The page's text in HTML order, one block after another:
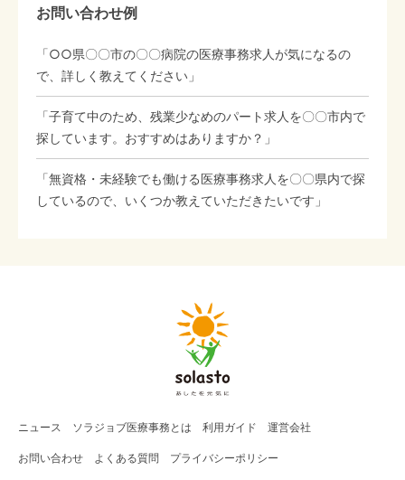
お問い合わせ例
「○○県〇〇市の〇〇病院の医療事務求人が気になるの
で、詳しく教えてください」
「子育て中のため、残業少なめのパート求人を〇〇市内で
探しています。おすすめはありますか？」
「無資格・未経験でも働ける医療事務求人を〇〇県内で探
しているので、いくつか教えていただきたいです」
ニュース ソラジョブ医療事務 とは 利用ガイド 運営会社
お問い合わせ よくある質問 プライバシーポリシー